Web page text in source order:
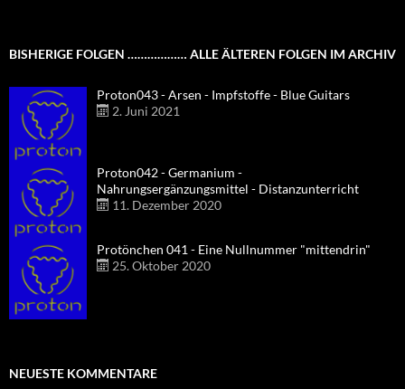
BISHERIGE FOLGEN ……………… ALLE ÄLTEREN FOLGEN IM ARCHIV
Proton043 - Arsen - Impfstoffe - Blue Guitars
2. Juni 2021
Proton042 - Germanium -
Nahrungsergänzungsmittel - Distanzunterricht
11. Dezember 2020
Protönchen 041 - Eine Nullnummer "mittendrin"
25. Oktober 2020
NEUESTE KOMMENTARE